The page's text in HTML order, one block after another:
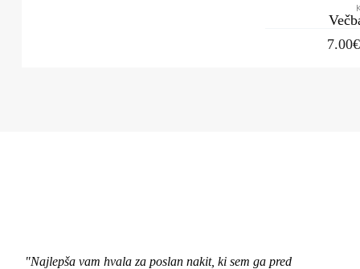
7.00€
"Najlepša vam hvala za poslan nakit, ki sem ga pred